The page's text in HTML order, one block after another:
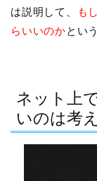
は説明して、
も
らいいのかとい
ネット上
いのは考